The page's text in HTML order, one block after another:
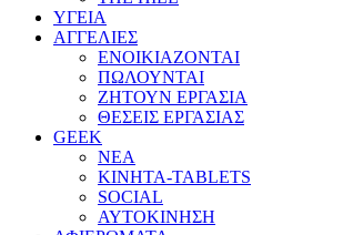
ΥΓΕΙΑ
ΑΓΓΕΛΙΕΣ
ΕΝΟΙΚΙΑΖΟΝΤΑΙ
ΠΩΛΟΥΝΤΑΙ
ΖΗΤΟΥΝ ΕΡΓΑΣΙΑ
ΘΕΣΕΙΣ ΕΡΓΑΣΙΑΣ
GEEK
ΝΕΑ
ΚΙΝΗΤΑ-TABLETS
SOCIAL
ΑΥΤΟΚΙΝΗΣΗ